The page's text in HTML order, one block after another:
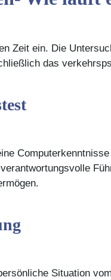
Zeit ein. Die
das
Situation